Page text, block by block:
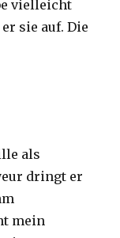
vielleicht
sie auf. Die
als
dringt er
mein